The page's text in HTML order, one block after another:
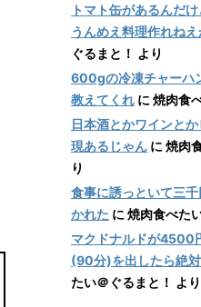
トマト缶があるんだ
うんめえ料理作れねえ
ぐるまと！ より
600gの冷凍チャーハ
教えてくれ に 焼肉食
日本酒とかワインと
現あるじゃん に 焼肉
り
食事に誘っといて三
かれた に 焼肉食べた
マクドナルドが4500
(90分)を出したら絶
たい＠ぐるまと！ より